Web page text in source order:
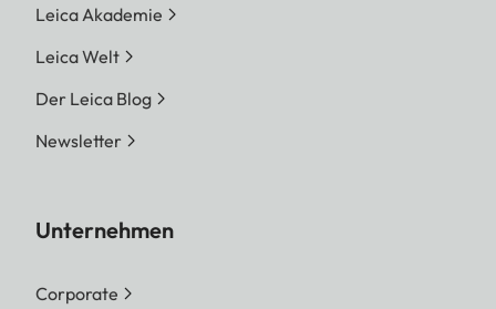
Leica Akademie
Leica Welt
Der Leica Blog
Newsletter
Unternehmen
Corporate